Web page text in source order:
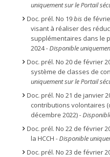
uniquement sur le Portail
Doc. prél. No 19bis de
visant à réaliser des
supplémentaires dans le
2024- Disponible
Doc. prél. No 20 de février
système de classes de
uniquement sur le Portail
Doc. prél. No 21 de janvier
contributions volontaires
décembre 2022)-
Doc. prél. No 22 de février
la HCCH - Disponible
Doc. prél. No 23 de février